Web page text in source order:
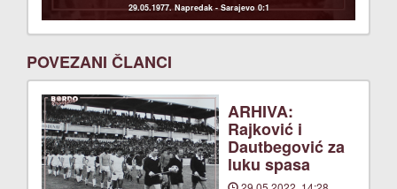
29.05.1977. Napredak - Sarajevo 0:1
POVEZANI ČLANCI
ARHIVA:
Rajković i
Dautbegović za
luku spasa